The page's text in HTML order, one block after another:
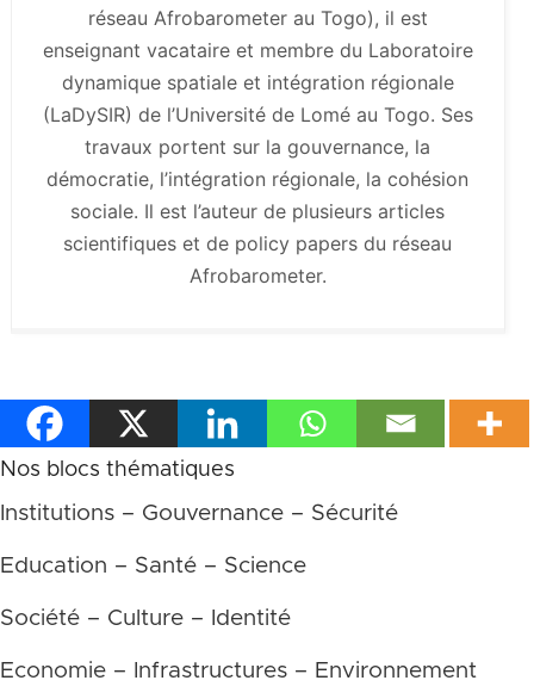
réseau Afrobarometer au Togo), il est
enseignant vacataire et membre du Laboratoire
dynamique spatiale et intégration régionale
(LaDySIR) de l’Université de Lomé au Togo. Ses
travaux portent sur la gouvernance, la
démocratie, l’intégration régionale, la cohésion
sociale. Il est l’auteur de plusieurs articles
scientifiques et de policy papers du réseau
Afrobarometer.
Nos blocs thématiques
Institutions – Gouvernance – Sécurité
Education – Santé – Science
Société – Culture – Identité
Economie – Infrastructures – Environnement